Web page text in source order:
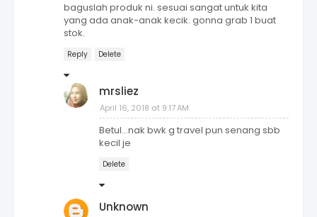
baguslah produk ni. sesuai sangat untuk kita
yang ada anak-anak kecik. gonna grab 1 buat
stok.
Reply Delete
mrsliez
April 16, 2018 at 9:17 AM
Betul...nak bwk g travel pun senang sbb
kecil je
Delete
Unknown